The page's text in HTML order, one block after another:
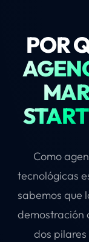
POR
Como
tecnológicas
sabemos que
demostración
dos